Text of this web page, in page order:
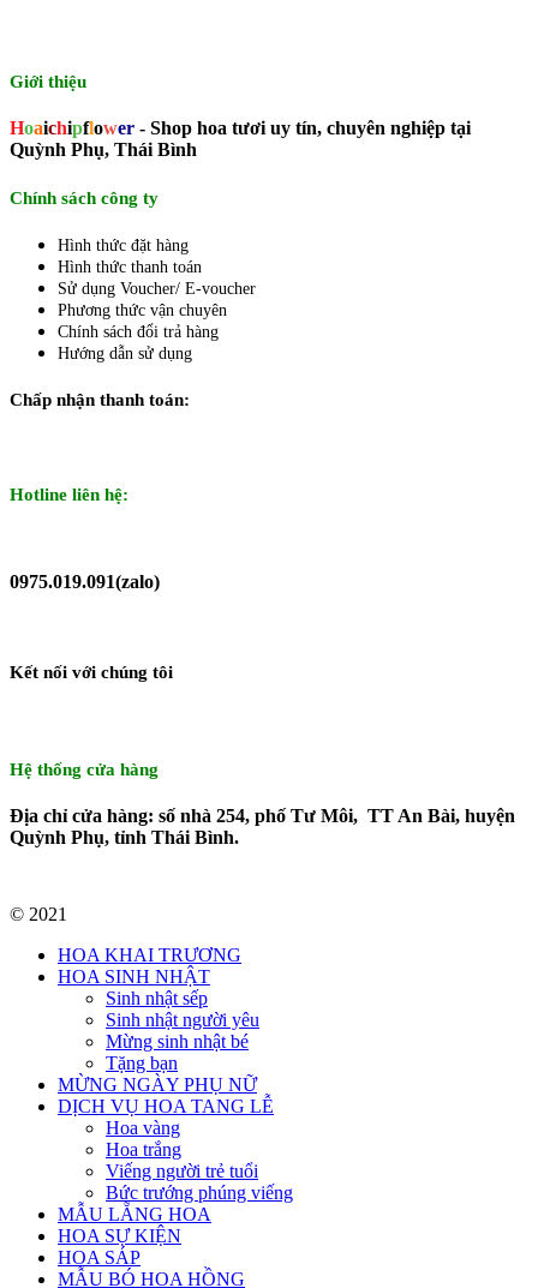
Giới thiệu
Hoaichipflower - Shop hoa tươi uy tín, chuyên nghiệp tại
Quỳnh Phụ, Thái Bình
Chính sách công ty
Hình thức đặt hàng
Hình thức thanh toán
Sử dụng Voucher/ E-voucher
Phương thức vận chuyên
Chính sách đổi trả hàng
Hướng dẫn sử dụng
Chấp nhận thanh toán:
Hotline liên hệ:
0975.019.091(zalo)
Kết nối với chúng tôi
Hệ thống cửa hàng
Địa chỉ cửa hàng: số nhà 254, phố Tư Môi, TT An Bài, huyện
Quỳnh Phụ, tỉnh Thái Bình.
© 2021
HOA KHAI TRƯƠNG
HOA SINH NHẬT
Sinh nhật sếp
Sinh nhật người yêu
Mừng sinh nhật bé
Tặng bạn
MỪNG NGÀY PHỤ NỮ
DỊCH VỤ HOA TANG LỄ
Hoa vàng
Hoa trắng
Viếng người trẻ tuổi
Bức trướng phúng viếng
MẪU LẴNG HOA
HOA SỰ KIỆN
HOA SÁP
MẪU BÓ HOA HỒNG